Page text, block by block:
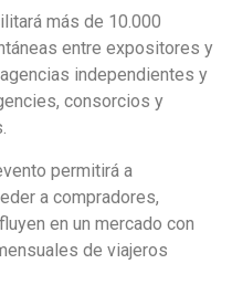
más de 10.000
entre expositores y
independientes y
consorcios y
permitirá a
a compradores,
en un mercado con
de viajeros